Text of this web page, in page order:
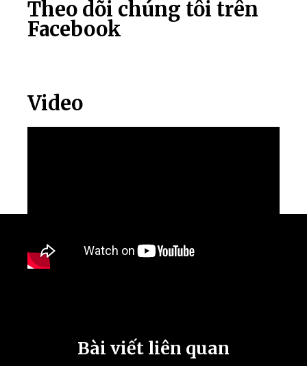
Theo dõi chúng tôi trên
Facebook
Video
Bài viết liên quan